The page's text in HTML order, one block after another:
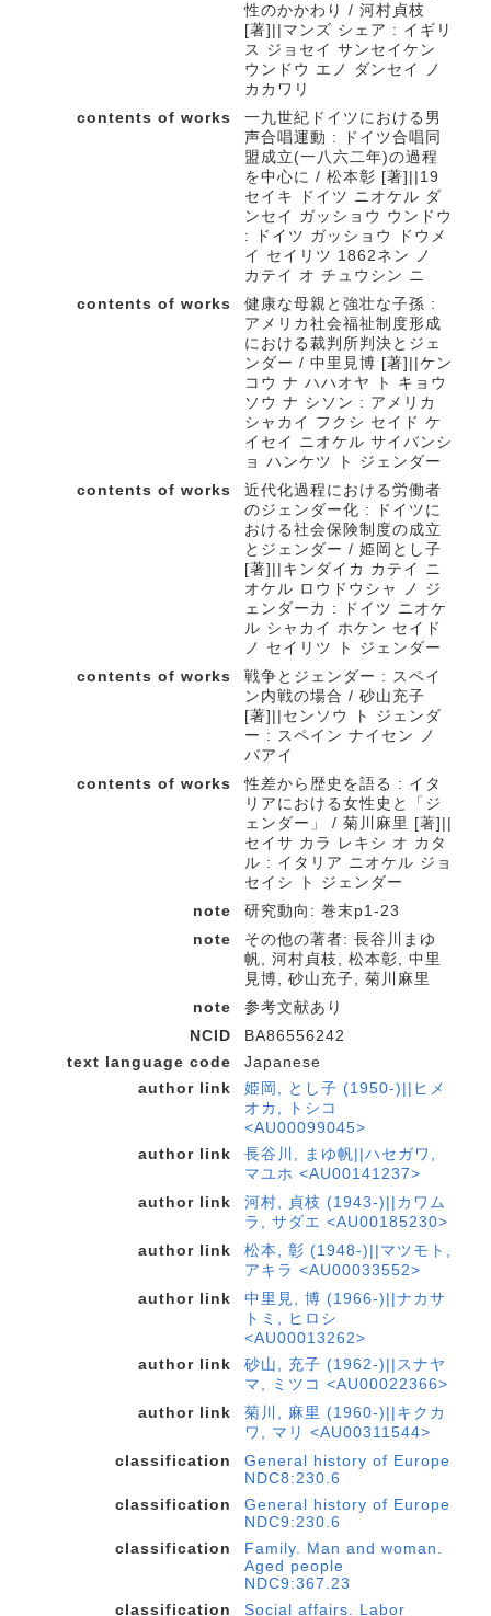
性のかかわり / 河村貞枝
[著]||マンズ シェア : イギリ
ス ジョセイ サンセイケン
ウンドウ エノ ダンセイ ノ
カカワリ
contents of works
一九世紀ドイツにおける男
声合唱運動 : ドイツ合唱同
盟成立(一八六二年)の過程
を中心に / 松本彰 [著]||19
セイキ ドイツ ニオケル ダ
ンセイ ガッショウ ウンドウ
: ドイツ ガッショウ ドウメ
イ セイリツ 1862ネン ノ
カテイ オ チュウシン ニ
contents of works
健康な母親と強壮な子孫 :
アメリカ社会福祉制度形成
における裁判所判決とジェ
ンダー / 中里見博 [著]||ケン
コウ ナ ハハオヤ ト キョウ
ソウ ナ シソン : アメリカ
シャカイ フクシ セイド ケ
イセイ ニオケル サイバンシ
ョ ハンケツ ト ジェンダー
contents of works
近代化過程における労働者
のジェンダー化 : ドイツに
おける社会保険制度の成立
とジェンダー / 姫岡とし子
[著]||キンダイカ カテイ ニ
オケル ロウドウシャ ノ ジ
ェンダーカ : ドイツ ニオケ
ル シャカイ ホケン セイド
ノ セイリツ ト ジェンダー
contents of works
戦争とジェンダー : スペイ
ン内戦の場合 / 砂山充子
[著]||センソウ ト ジェンダ
ー : スペイン ナイセン ノ
バアイ
contents of works
性差から歴史を語る : イタ
リアにおける女性史と「ジ
ェンダー」 / 菊川麻里 [著]||
セイサ カラ レキシ オ カタ
ル : イタリア ニオケル ジョ
セイシ ト ジェンダー
note
研究動向: 巻末p1-23
note
その他の著者: 長谷川まゆ
帆, 河村貞枝, 松本彰, 中里
見博, 砂山充子, 菊川麻里
note
参考文献あり
NCID
BA86556242
text language code
Japanese
author link
姫岡, とし子 (1950-)||ヒメ
オカ, トシコ
<AU00099045>
author link
長谷川, まゆ帆||ハセガワ,
マユホ <AU00141237>
author link
河村, 貞枝 (1943-)||カワム
ラ, サダエ <AU00185230>
author link
松本, 彰 (1948-)||マツモト,
アキラ <AU00033552>
author link
中里見, 博 (1966-)||ナカサ
トミ, ヒロシ
<AU00013262>
author link
砂山, 充子 (1962-)||スナヤ
マ, ミツコ <AU00022366>
author link
菊川, 麻里 (1960-)||キクカ
ワ, マリ <AU00311544>
classification
General history of Europe
NDC8:230.6
classification
General history of Europe
NDC9:230.6
classification
Family. Man and woman.
Aged people
NDC9:367.23
classification
Social affairs. Labor